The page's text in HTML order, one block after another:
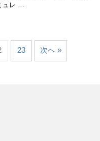
ュレ …
23 次へ »